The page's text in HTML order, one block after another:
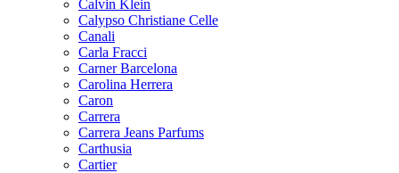
Calvin Klein
Calypso Christiane Celle
Canali
Carla Fracci
Carner Barcelona
Carolina Herrera
Caron
Carrera
Carrera Jeans Parfums
Carthusia
Cartier